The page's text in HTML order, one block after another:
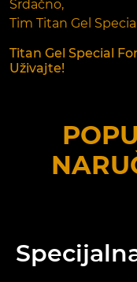
Srdačno,
Tim Titan Gel
Titan Gel Special
Uživajte!